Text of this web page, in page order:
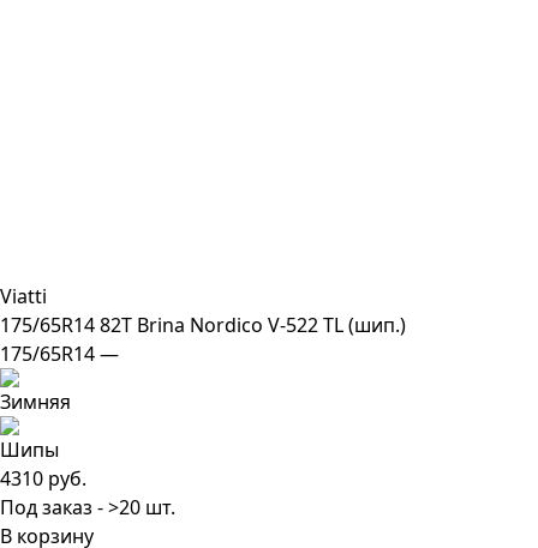
Viatti
175/65R14 82T Brina Nordico V-522 TL (шип.)
175/65R14 —
4310 руб.
Под заказ - >20 шт.
В корзину